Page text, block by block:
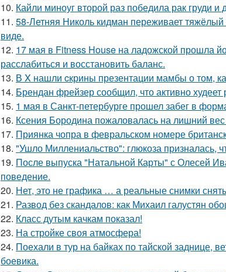
10. Кайли миноуг второй раз победила рак груди и
11. 58-Летняя Николь кидман переживает
виде.
12. 17 мая в Fitness House на ладожской прошла
расслабиться и восстановить баланс.
13. В X нашли cкрины презентации мамбы о том,
14. Брендан фрейзер сообщил, что активно
15. 1 мая в Санкт-петербурге прошел забег в
16. Ксения Бородина пожаловалась на лишний вес
17. Приянка чопра в февральском номере
18. "Ушло Миллениальство": глюкоза призналась,
19. После выпуска "Натальной Карты" с Олесей
поведение.
20. Нет, это не графика … а реальные снимки
21. Развод без скандалов: как Михаил галустян
22. Класс дутым качкам показал!
23. На стройке своя атмосфера!
24. Поехали в тур на байках по тайской заднице,
боевика.